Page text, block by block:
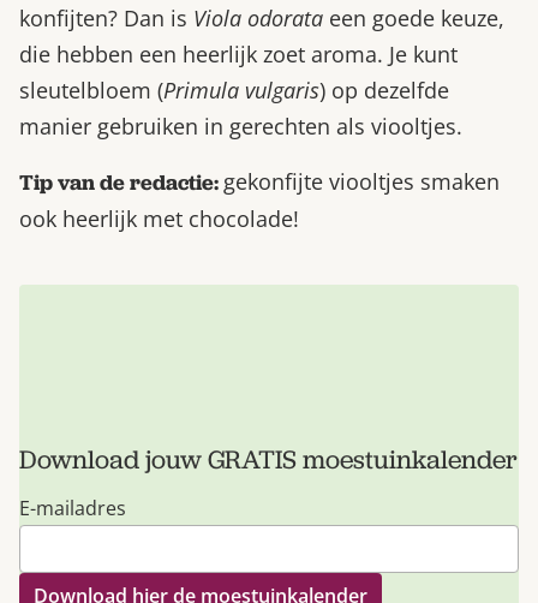
konfijten? Dan is Viola odorata een goede keuze,
die hebben een heerlijk zoet aroma. Je kunt
sleutelbloem (Primula vulgaris) op dezelfde
manier gebruiken in gerechten als viooltjes.
Tip van de redactie: gekonfijte viooltjes smaken
ook heerlijk met chocolade!
Download jouw GRATIS moestuinkalender
E-mailadres